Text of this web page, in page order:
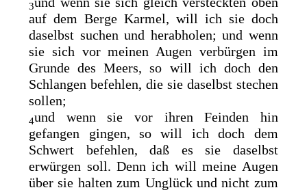
3
auf dem Berge Karmel, will ich sie doch
daselbst suchen und herabholen; und wenn
sie sich vor meinen Augen verbürgen im
Grunde des Meers, so will ich doch den
Schlangen befehlen, die sie daselbst stechen
sollen;
4und wenn sie vor ihren Feinden hin
gefangen gingen, so will ich doch dem
Schwert befehlen, daß es sie daselbst
erwürgen soll. Dennich will meine Augen
über sie halten zum Unglück und nicht zum